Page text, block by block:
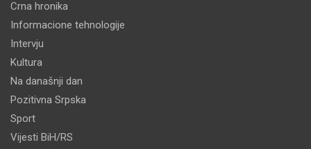
Crna hronika
Informacione tehnologije
Intervju
Kultura
Na današnji dan
Pozitivna Srpska
Sport
Vijesti BiH/RS